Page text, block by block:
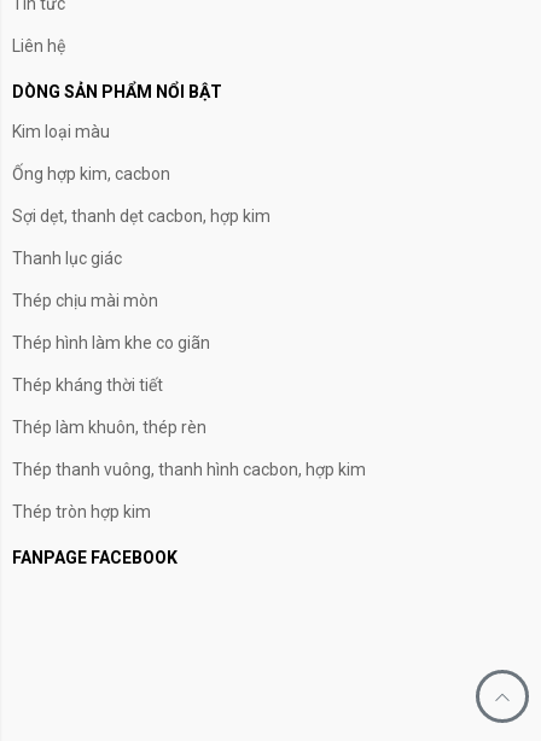
Liên hệ
DÒNG SẢN PHẨM NỔI BẬT
Kim loại màu
Ống hợp kim, cacbon
Sợi dẹt, thanh dẹt cacbon, hợp kim
Thanh lục giác
Thép chịu mài mòn
Thép hình làm khe co giãn
Thép kháng thời tiết
Thép làm khuôn, thép rèn
Thép thanh vuông, thanh hình cacbon, hợp kim
Thép tròn hợp kim
FANPAGE FACEBOOK